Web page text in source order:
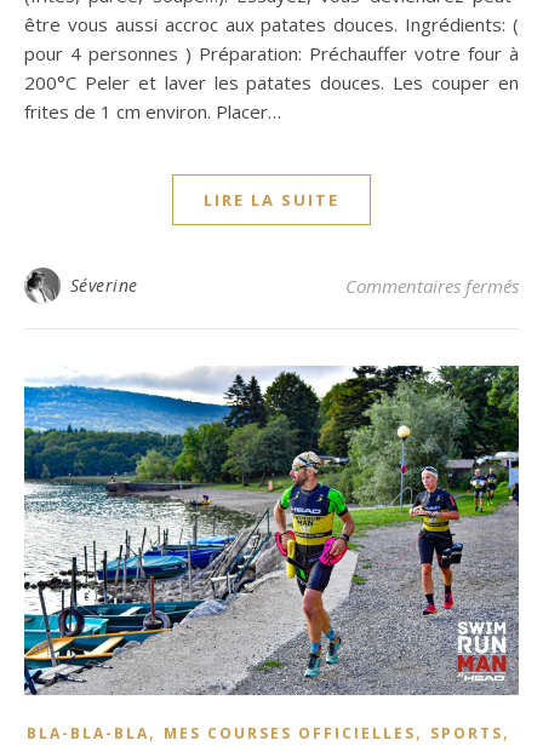
être vous aussi accroc aux patates douces. Ingrédients: (
pour 4 personnes ) Préparation: Préchauffer votre four à
200°C Peler et laver les patates douces. Les couper en
frites de 1 cm environ. Placer…
LIRE LA SUITE
Séverine Commentaires fermés
BLA-BLA-BLA, MES COURSES OFFICIELLES, SPORTS,